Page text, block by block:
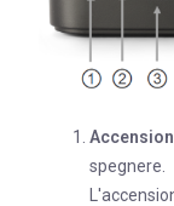
spegnere.